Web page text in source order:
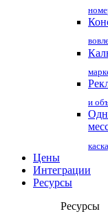
и
Цены
Интеграции
Ресурсы
Ресурсы